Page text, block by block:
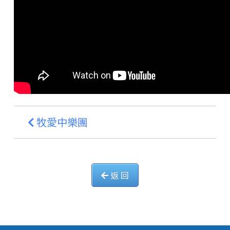
牧愛中樂團
返 回